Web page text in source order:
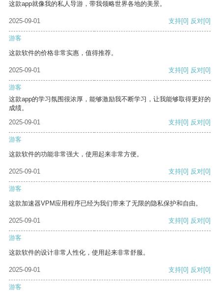
这款app就像我的私人导游，带我领略世界各地的美景。
2025-09-01 支持[0] 反对[0]
游客
这款软件的价格非常实惠，值得推荐。
2025-09-01 支持[0] 反对[0]
游客
这款app的学习氛围很浓厚，能够激励我不断学习，让我能够取得更好的
成绩。
2025-09-01
支持[0] 反对[0]
游客
这款软件的功能非常强大，使用起来非常方便。
2025-09-01 支持[0] 反对[0]
游客
这款加速器VPM应用程序已经为我们带来了无限的隐私保护和自由。
2025-09-01 支持[0] 反对[0]
游客
这款软件的设计非常人性化，使用起来非常舒服。
2025-09-01 支持[0] 反对[0]
游客